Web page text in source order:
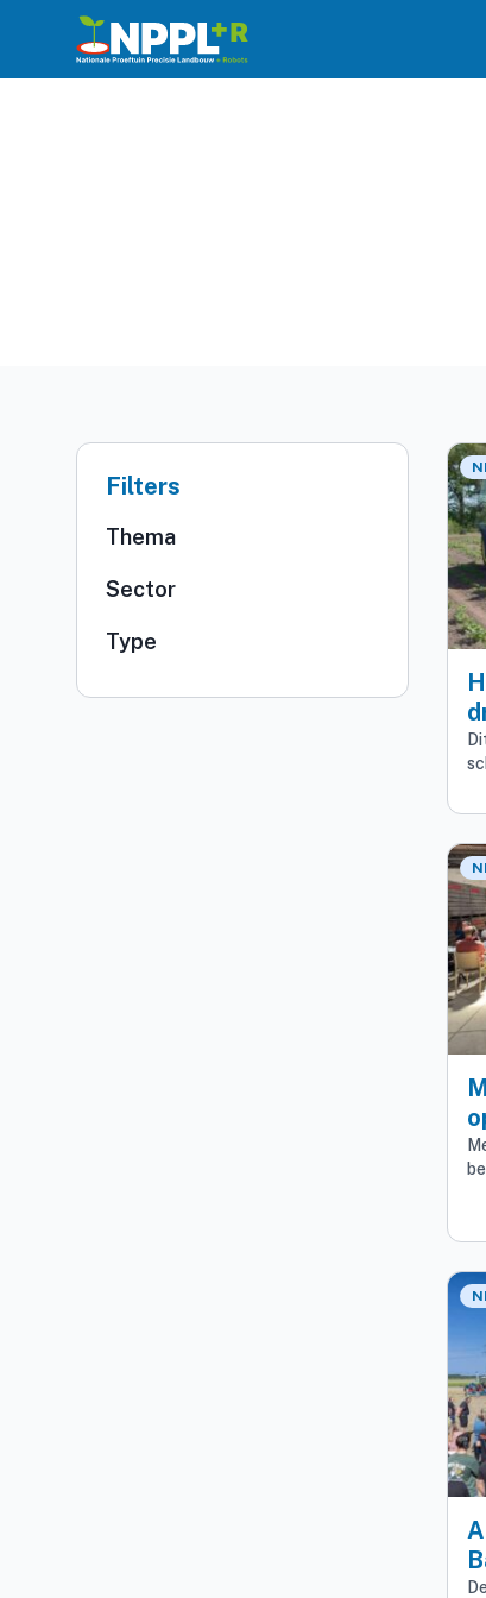
Filters
Thema
Sector
Type